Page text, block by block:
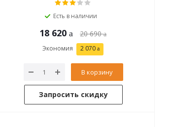
Есть в наличии
18 620 20 690
Экономия 2 070
В корзину
Запросить скидку